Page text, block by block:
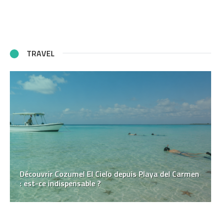
TRAVEL
Découvrir Cozumel El Cielo depuis Playa del Carmen
: est-ce indispensable ?